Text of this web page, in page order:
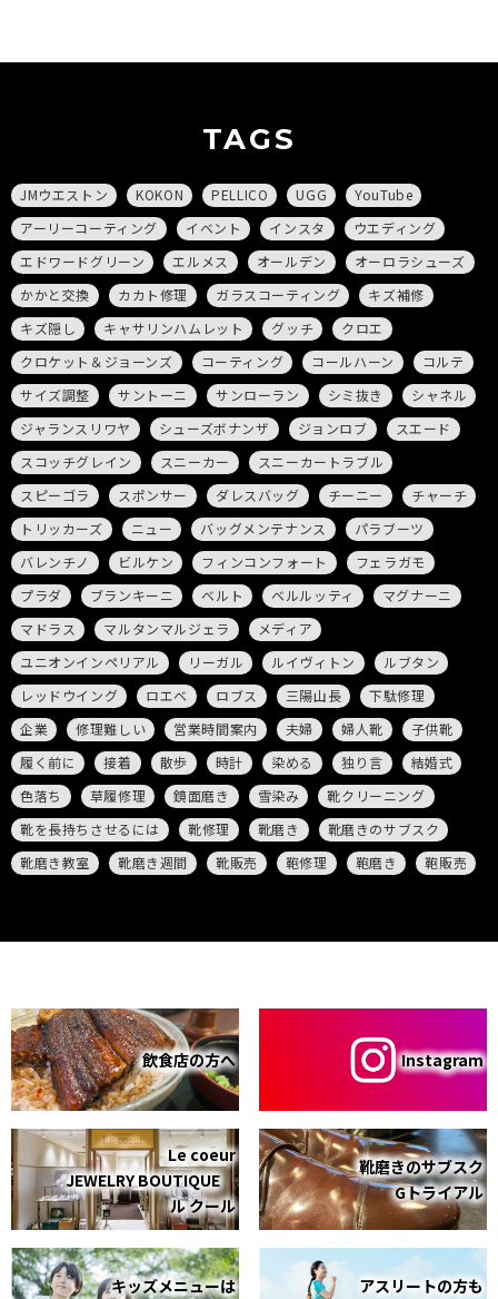
TAGS
JMウエストン KOKON PELLICO UGG
YouTube
アーリーコーティング
イベント インスタ
ウエディング
エドワードグリーン
エルメス オールデン
オーロラシューズ
かかと交換
カカト修理 ガラスコーティング
キズ補修
キズ隠し
キャサリンハムレット グッチ
クロエ
クロケット＆ジョーンズ
コーティング コールハーン
コルテ
サイズ調整
サントーニ サンローラン シミ抜き
シャネル
ジャランスリワヤ
シューズボナンザ ジョンロブ
スエード
スコッチグレイン
スニーカー
スニーカートラブル
スピーゴラ
スポンサー ダレスバッグ チーニー
チャーチ
トリッカーズ
ニュー バッグメンテナンス
パラブーツ
バレンチノ
ビルケン フィンコンフォート
フェラガモ
プラダ
ブランキーニ ベルト ベルルッティ
マグナーニ
マドラス
マルタンマルジェラ
メディア
ユニオンインペリアル
リーガル ルイヴィトン
ルブタン
レッドウイング
ロエベ ロブス 三陽山長
下駄修理
企業
修理難しい 営業時間案内 夫婦 婦人靴
子供靴
履く前に
接着 散歩 時計 染める 独り言
結婚式
色落ち
草履修理 鏡面磨き 雪染み
靴クリーニング
靴を長持ちさせるには
靴修理 靴磨き
靴磨きのサブスク
靴磨き教室
靴磨き週間 靴販売 鞄修理 鞄磨き 鞄販売
飲食店の方へ Instagram
Le coeur
JEWELRY BOUTIQUE
ル クール
靴磨きのサブスク
Gトライアル
キッズメニューは
アスリートの方も